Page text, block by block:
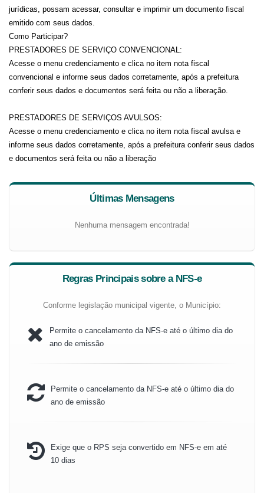
jurídicas, possam acessar, consultar e imprimir um documento fiscal
emitido com seus dados.
Como Participar?
PRESTADORES DE SERVIÇO CONVENCIONAL:
Acesse o menu credenciamento e clica no item nota fiscal
convencional e informe seus dados corretamente, após a prefeitura
conferir seus dados e documentos será feita ou não a liberação.
PRESTADORES DE SERVIÇOS AVULSOS:
Acesse o menu credenciamento e clica no item nota fiscal avulsa e
informe seus dados corretamente, após a prefeitura conferir seus dados
e documentos será feita ou não a liberação
Últimas Mensagens
Nenhuma mensagem encontrada!
Regras Principais sobre a NFS-e
Conforme legislação municipal vigente, o Município:
Permite o cancelamento da NFS-e até o último dia do
ano de emissão
Permite o cancelamento da NFS-e até o último dia do
ano de emissão
Exige que o RPS seja convertido em NFS-e em até
10 dias